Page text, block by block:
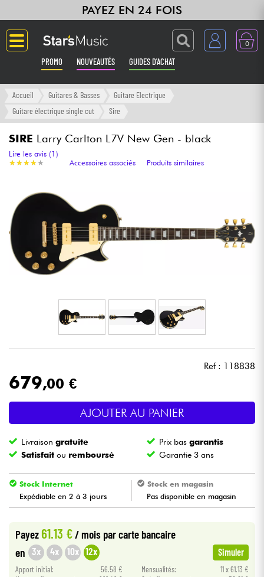
PAYEZ EN 24 FOIS
0
PROMO NOUVEAUTÉS GUIDES D'ACHAT
Langue
Amplis & Effets
Synthés & Sampleurs
Home Studio
Casques
Micros & HF
Eclairage
Violons & Quatuor
Eveil Musical
Câbles & Access.
Accueil Guitares & Basses
Guitare Electrique
Guitare électrique single cut
Sire
SIRE Larry Carlton L7V New Gen - black
★★★★★
★★★★★
Lire les avis (1)
Accessoires associés
Produits similaires
Ref : 118838
679,00 €
AJOUTER AU PANIER
Livraisongratuite Prix basgarantis
Satisfait ou remboursé Garantie 3 ans
Stock Internet
Expédiable en 2 à 3 jours
Stock en magasin
Pas disponible en magasin
Payez61.13 €/ mois par carte bancaire
en 3x 4x 10x 12x Simuler
Apport initial: 56.58 € Mensualités:
11 x 61.13 €